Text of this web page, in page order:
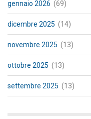
gennaio 2026 (69)
dicembre 2025 (14)
novembre 2025 (13)
ottobre 2025 (13)
settembre 2025 (13)